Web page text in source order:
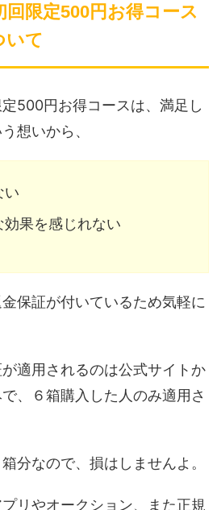
限定500円お得コース
いて
500円お得コースは、満足し
想いから、
い
果を感じれない
保証が付いているため気軽に
適用されるのは公式サイトか
、６箱購入した人のみ適用さ
分なので、損はしませんよ。
リやオークション、また正規